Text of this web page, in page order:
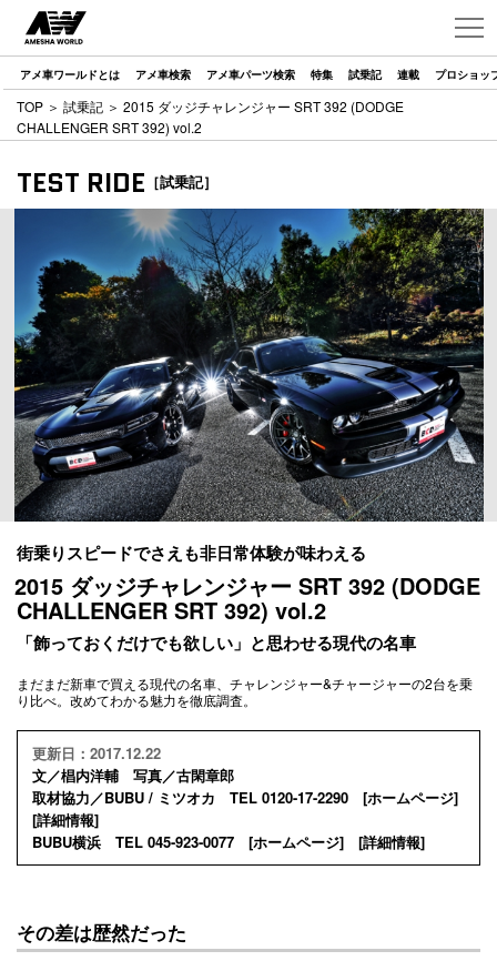
アメ車ワールドとは アメ車検索 アメ車パーツ検索 特集 試乗記 連載 プロショッ
TOP ＞ 試乗記 ＞ 2015 ダッジチャレンジャー SRT 392 (DODGE
CHALLENGER SRT 392) vol.2
TEST RIDE ［試乗記］
街乗りスピードでさえも非日常体験が味わえる
2015 ダッジチャレンジャー SRT 392 (DODGE
CHALLENGER SRT 392) vol.2
「飾っておくだけでも欲しい」と思わせる現代の名車
まだまだ新車で買える現代の名車、チャレンジャー&チャージャーの2台を乗
り比べ。改めてわかる魅力を徹底調査。
更新日：2017.12.22
文／椙内洋輔 写真／古閑章郎
取材協力／BUBU / ミツオカ TEL 0120-17-2290 [ホームページ]
[詳細情報]
BUBU横浜 TEL 045-923-0077 [ホームページ] [詳細情報]
その差は歴然だった